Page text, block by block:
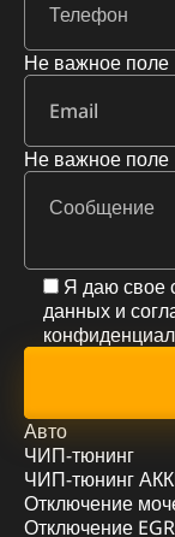
Не важное поле
Не важное поле
Я даю свое
данных и
Авто
ЧИП-тюнинг
ЧИП-тюнинг
Отключение
Отключение EGR